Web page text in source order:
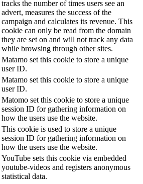
tracks the number of times users see an
advert, measures the success of the
campaign and calculates its revenue. This
cookie can only be read from the domain
they are set on and will not track any data
while browsing through other sites.
Matamo set this cookie to store a unique
user ID.
Matamo set this cookie to store a unique
user ID.
Matomo set this cookie to store a unique
session ID for gathering information on
how the users use the website.
This cookie is used to store a unique
session ID for gathering information on
how the users use the website.
YouTube sets this cookie via embedded
youtube-videos and registers anonymous
statistical data.